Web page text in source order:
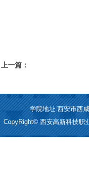
上一篇：
学院地址:西安市西
CopyRight© 西安高新科技职